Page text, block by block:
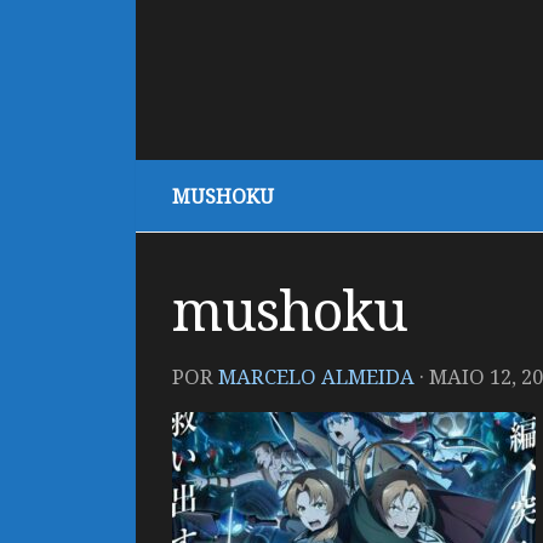
MUSHOKU
mushoku
PORMARCELO ALMEIDA · MAIO 12,